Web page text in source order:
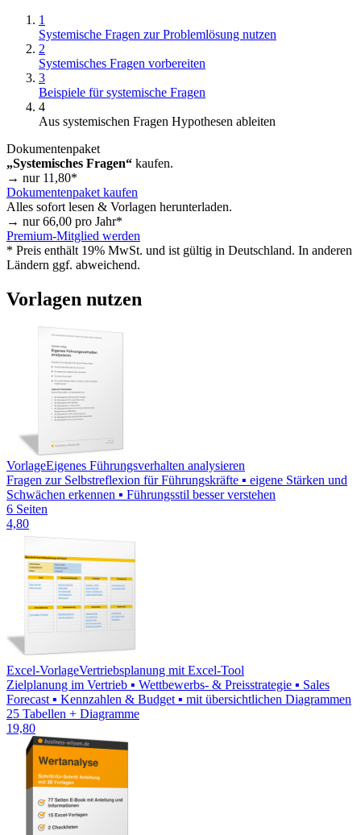
1
Systemische Fragen zur Problemlösung nutzen
2
Systemisches Fragen vorbereiten
3
Beispiele für systemische Fragen
4
Aus systemischen Fragen Hypothesen ableiten
Dokumentenpaket
„Systemisches Fragen“ kaufen.
→ nur 11,80*
Dokumentenpaket kaufen
Alles sofort lesen & Vorlagen herunterladen.
→ nur66,00 pro Jahr*
Premium-Mitglied werden
* Preis enthält 19% MwSt. und ist gültig in Deutschland. In anderen
Ländern ggf. abweichend.
Vorlagen nutzen
VorlageEigenes Führungsverhalten analysieren
Fragen zur Selbstreflexion für Führungskräfte ▪ eigene Stärken und
Schwächen erkennen ▪ Führungsstil besser verstehen
6 Seiten
4,80
Excel-VorlageVertriebsplanung mit Excel-Tool
Zielplanung im Vertrieb ▪ Wettbewerbs- & Preisstrategie ▪ Sales
Forecast ▪ Kennzahlen & Budget ▪ mit übersichtlichen Diagrammen
25 Tabellen + Diagramme
19,80